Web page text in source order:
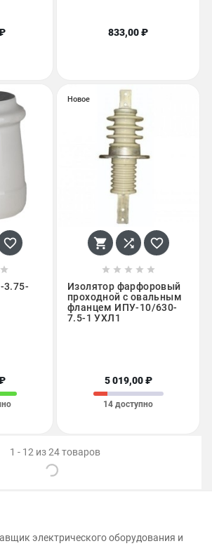
833,00 ₽


3.75-
Новое
  
    
Изолятор фарфоровый
проходной с овальным
фланцем ИПУ-10/630-
7.5-1 УХЛ1
5 019,00 ₽
14 доступно
1 - 12 из 24 товаров
электрического оборудования и